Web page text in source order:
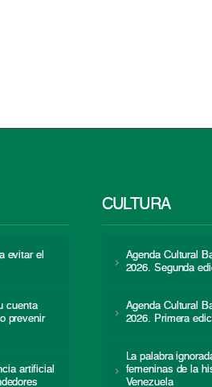
evitar el
cuenta
prevenir
artificial
CULTURA
Agenda Cultural
2026. Segunda
Agenda Cultural
2026. Primera
La palabra
femeninas de la
Venezuela